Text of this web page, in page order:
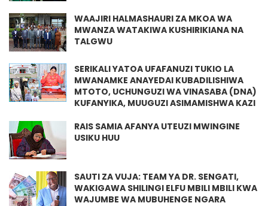
WAAJIRI HALMASHAURI ZA MKOA WA
MWANZA WATAKIWA KUSHIRIKIANA NA
TALGWU
SERIKALI YATOA UFAFANUZI TUKIO LA
MWANAMKE ANAYEDAI KUBADILISHIWA
MTOTO, UCHUNGUZI WA VINASABA (DNA)
KUFANYIKA, MUUGUZI ASIMAMISHWA KAZI
RAIS SAMIA AFANYA UTEUZI MWINGINE
USIKU HUU
SAUTI ZA VUJA: TEAM YA DR. SENGATI,
WAKIGAWA SHILINGI ELFU MBILI MBILI KWA
WAJUMBE WA MUBUHENGE NGARA